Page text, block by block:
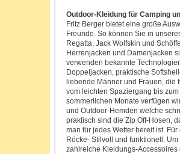
Outdoor-Kleidung für Camping
Fritz Berger bietet eine große
Freunde. So können Sie in
Regatta, Jack Wolfskin und
Herrenjacken und Damenjacken
verwenden bekannte
Doppeljacken, praktische
liebende Männer und Frauen,
vom leichten Spaziergang bis
sommerlichen Monate verfügen
und Outdoor-Hemden welche
praktisch sind die Zip Off-Hosen,
man für jedes Wetter bereit ist.
Röcke- Stilvoll und funktionell.
zahlreiche Kleidungs-